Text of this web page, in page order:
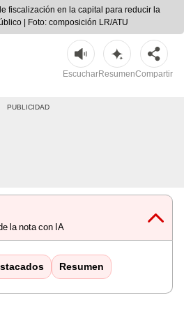
fiscalización en la capital para reducir la
| Foto: composición LR/ATU
EscucharResumenCompartir
la nota con IA
Resumen